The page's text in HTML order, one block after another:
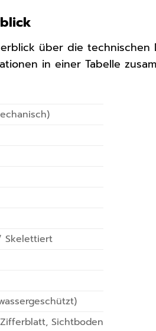
über die technischen
in einer Tabelle
Skelettiert
Sichtboden